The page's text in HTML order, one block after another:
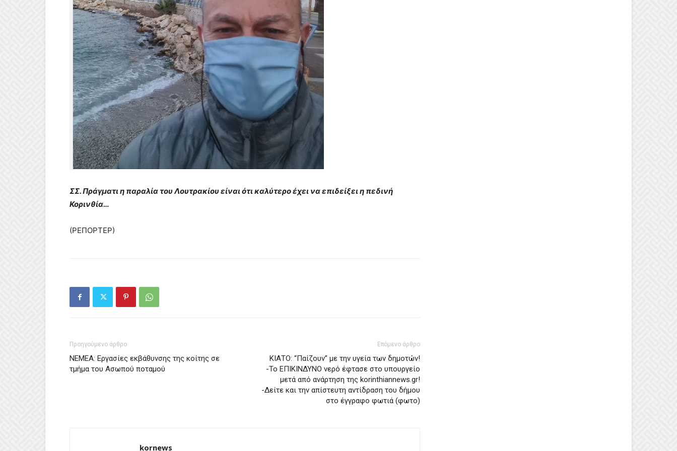
ΣΣ. Πράγματι η παραλία του Λουτρακίου είναι ότι καλύτερο έχει να επιδείξει η πεδινή
Κορινθία…
(ΡΕΠΟΡΤΕΡ)
Προηγούμενο άρθρο
ΝΕΜΕΑ: Εργασίες εκβάθυνσης της κοίτης σε
τμήμα του Ασωπού ποταμού
Επόμενο άρθρο
ΚΙΑΤΟ: “Παίζουν” με την υγεία των δημοτών!
-Το ΕΠΙΚΙΝΔΥΝΟ νερό έφτασε στο υπουργείο
μετά από ανάρτηση της korinthiannews.gr!
-Δείτε και την απίστευτη αντίδραση του δήμου
στο έγγραφο φωτιά (φωτο)
kornews